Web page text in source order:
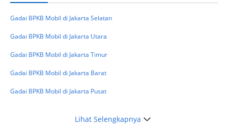
Masuk BI Checking? Simak Peraturan
Gadai BPKB Mobil di Jakarta Selatan
Gadai BPKB Mobil di Jakarta Utara
Gadai BPKB Mobil di Jakarta Timur
Gadai BPKB Mobil di Jakarta Barat
Gadai BPKB Mobil di Jakarta Pusat
Lihat Selengkapnya